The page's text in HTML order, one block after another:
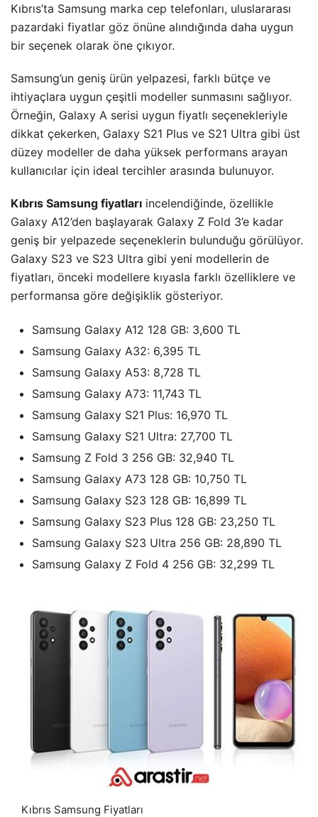
Kıbrıs’ta Samsung marka cep telefonları, uluslararası
pazardaki fiyatlar göz önüne alındığında daha uygun
bir seçenek olarak öne çıkıyor.
Samsung’un geniş ürün yelpazesi, farklı bütçe ve
ihtiyaçlara uygun çeşitli modeller sunmasını sağlıyor.
Örneğin, Galaxy A serisi uygun fiyatlı seçenekleriyle
dikkat çekerken, Galaxy S21 Plus ve S21 Ultra gibi üst
düzey modeller de daha yüksek performans arayan
kullanıcılar için ideal tercihler arasında bulunuyor.
Kıbrıs Samsung fiyatları incelendiğinde, özellikle
Galaxy A12’den başlayarak Galaxy Z Fold 3’e kadar
geniş bir yelpazede seçeneklerin bulunduğu görülüyor.
Galaxy S23 ve S23 Ultra gibi yeni modellerin de
fiyatları, önceki modellere kıyasla farklı özelliklere ve
performansa göre değişiklik gösteriyor.
Samsung Galaxy A12 128 GB: 3,600 TL
Samsung Galaxy A32: 6,395 TL
Samsung Galaxy A53: 8,728 TL
Samsung Galaxy A73: 11,743 TL
Samsung Galaxy S21 Plus: 16,970 TL
Samsung Galaxy S21 Ultra: 27,700 TL
Samsung Z Fold 3 256 GB: 32,940 TL
Samsung Galaxy A73 128 GB: 10,750 TL
Samsung Galaxy S23 128 GB: 16,899 TL
Samsung Galaxy S23 Plus 128 GB: 23,250 TL
Samsung Galaxy S23 Ultra 256 GB: 28,890 TL
Samsung Galaxy Z Fold 4 256 GB: 32,299 TL
Kıbrıs Samsung Fiyatları